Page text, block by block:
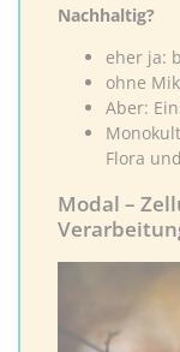
Nachhaltig?
eher ja:
ohne
Aber:
Flora
Modal –